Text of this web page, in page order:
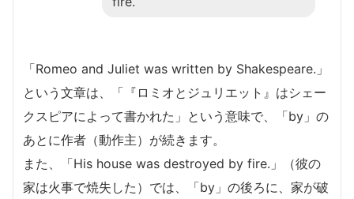
「Romeo and Juliet was written by Shakespeare.」
という文章は、「『ロミオとジュリエット』はシェー
クスピアによって書かれた」という意味で、「by」の
あとに作者（動作主）が続きます。
また、「His house was destroyed by fire.」（彼の
家は火事で焼失した）では、「by」の後ろに、家が破